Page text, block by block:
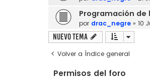
Programación de
por drac_negre » 10
Nuevo Tema
Volver a Índice general
Permisos del foro